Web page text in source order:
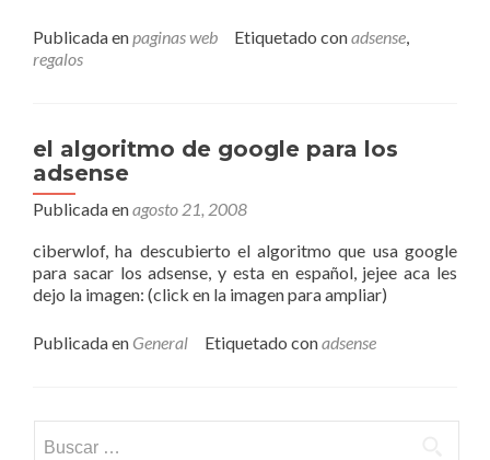
Publicada enpaginas web Etiquetado conadsense,
regalos
el algoritmo de google para los
adsense
Publicada enagosto 21, 2008
ciberwlof, ha descubierto el algoritmo que usa google
para sacar los adsense, y esta en español, jejee aca les
dejo la imagen: (click en la imagen para ampliar)
Publicada en General Etiquetado conadsense